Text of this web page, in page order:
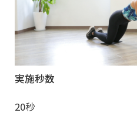
実施秒数
20秒